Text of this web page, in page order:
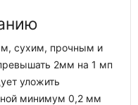
сухим, прочным и
2мм на 1 мп
уложить
минимум 0,2 мм